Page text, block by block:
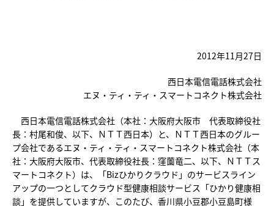
2012年11月27日
西日本電信電話株式会社
エヌ・ティ・ティ・スマートコネクト株式会社
西日本電信電話株式会社（本社：大阪府大阪市 代表取締役社
長：村尾和俊、以下、ＮＴＴ西日本）と、ＮＴＴ西日本のグルー
プ会社であるエヌ・ティ・ティ・スマートコネクト株式会社（本
社：大阪府大阪市、代表取締役社長：窪薗竜二、以下、ＮＴＴス
マートコネクト）は、「Bizひかりクラウド」のサービスライン
アップの一つとしてクラウド型健康相談サービス「ひかり健康相
談」を提供していますが、このたび、香川県小豆郡小豆島町様